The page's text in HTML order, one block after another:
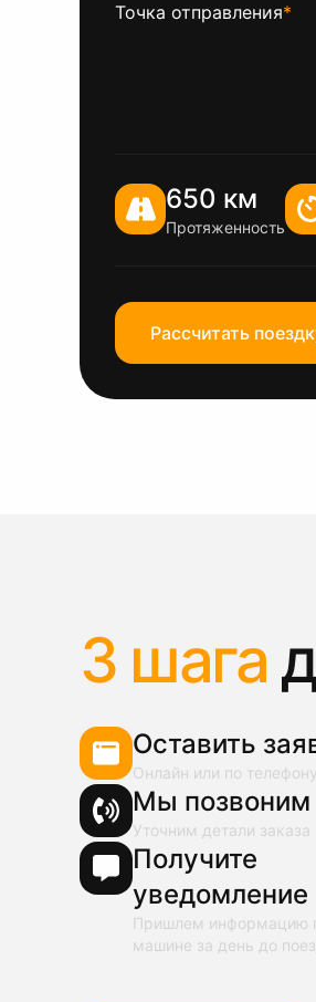
Точка отправления*
650 км
Протяженность
Рассчитать
3 шага
Оставить
Онлайн или по телефону
Мы позвоним
Уточним детали заказа
Получите
уведомление
Пришлем информацию
машине за день до